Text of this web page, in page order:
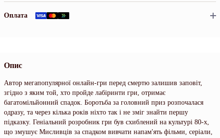
Оплата
Опис
Автор мегапопулярної онлайн-гри перед смертю залишив заповіт,
згідно з яким той, хто пройде лабіринти гри, отримає
багатомільйонний спадок. Боротьба за головний приз розпочалася
одразу, та через кілька років ніхто так і не зміг знайти першу
підказку. Геніальний розробник гри був схиблений на культурі 80-х,
що змушує Мисливців за спадком вивчати напам'ять фільми, серіали,